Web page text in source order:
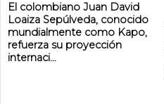
El colombiano Juan David
Loaiza Sepúlveda, conocido
mundialmente como Kapo,
refuerza su proyección
internaci...